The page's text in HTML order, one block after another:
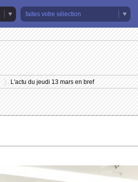
faites votre sélection
>
L'actu du jeudi 13 mars en bref